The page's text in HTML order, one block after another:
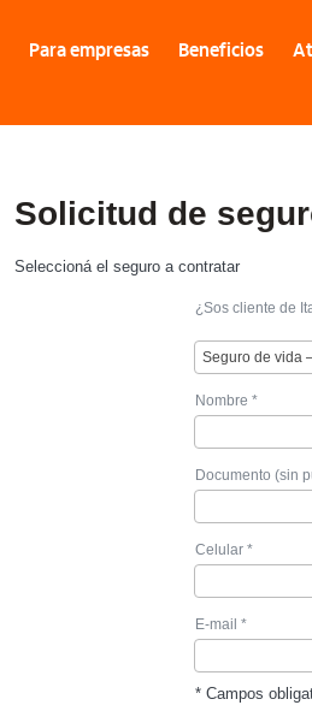
Para empresas Beneficios
Solicitud de
Seleccioná el seguro a contratar
¿Sos cliente de
Seguro de vida
Nombre *
Documento (sin
Celular *
E-mail *
* Campos